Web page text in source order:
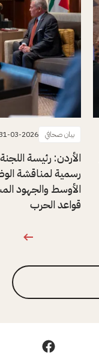
بيان صحافي 03-2026
الأردن: رئيسة
رسمية لمناقشة
الأوسط والجهود
قواعد الحرب